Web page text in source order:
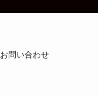
お問い合わせ